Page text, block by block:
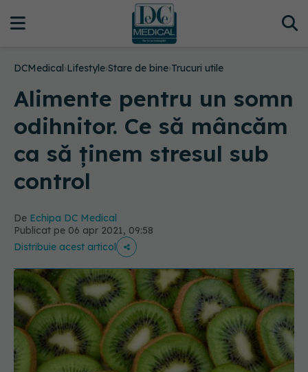
DCMedical›Lifestyle›Stare de bine›Trucuri utile
Alimente pentru un somn
odihnitor. Ce să mâncăm
ca să ținem stresul sub
control
De Echipa DC Medical
Publicat pe 06 apr 2021, 09:58
Distribuie acest articol